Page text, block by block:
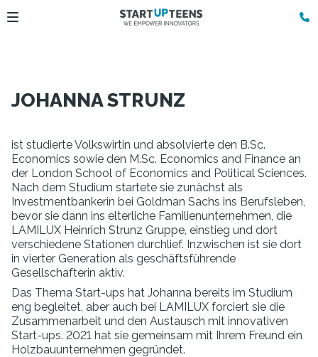
JOHANNA STRUNZ
ist studierte Volkswirtin und absolvierte den B.Sc.
Economics sowie den M.Sc. Economics and Finance an
der London School of Economics and Political Sciences.
Nach dem Studium startete sie zunächst als
Investmentbankerin bei Goldman Sachs ins Berufsleben,
bevor sie dann ins elterliche Familienunternehmen, die
LAMILUX Heinrich Strunz Gruppe, einstieg und dort
verschiedene Stationen durchlief. Inzwischen ist sie dort
in vierter Generation als geschäftsführende
Gesellschafterin aktiv.
Das Thema Start-ups hat Johanna bereits im Studium
eng begleitet, aber auch bei LAMILUX forciert sie die
Zusammenarbeit und den Austausch mit innovativen
Start-ups. 2021 hat sie gemeinsam mit Ihrem Freund ein
Holzbauunternehmen gegründet.